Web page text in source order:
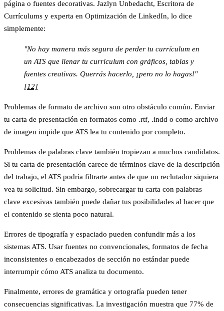
página o fuentes decorativas. Jazlyn Unbedacht, Escritora de
Currículums y experta en Optimización de LinkedIn, lo dice
simplemente:
"No hay manera más segura de perder tu currículum en
un ATS que llenar tu currículum con gráficos, tablas y
fuentes creativas. Querrás hacerlo, ¡pero no lo hagas!"
[12]
Problemas de formato de archivo son otro obstáculo común. Enviar
tu carta de presentación en formatos como .rtf, .indd o como archivo
de imagen impide que ATS lea tu contenido por completo.
Problemas de palabras clave también tropiezan a muchos candidatos.
Si tu carta de presentación carece de términos clave de la descripción
del trabajo, el ATS podría filtrarte antes de que un reclutador siquiera
vea tu solicitud. Sin embargo, sobrecargar tu carta con palabras
clave excesivas también puede dañar tus posibilidades al hacer que
el contenido se sienta poco natural.
Errores de tipografía y espaciado pueden confundir más a los
sistemas ATS. Usar fuentes no convencionales, formatos de fecha
inconsistentes o encabezados de sección no estándar puede
interrumpir cómo ATS analiza tu documento.
Finalmente, errores de gramática y ortografía pueden tener
consecuencias significativas. La investigación muestra que 77% de